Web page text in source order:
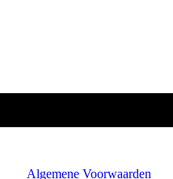
Algemene Voorwaarden